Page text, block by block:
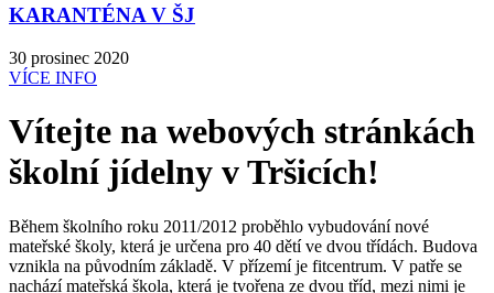
KARANTÉNA V ŠJ
30 prosinec 2020
VÍCE INFO
Vítejte na webových stránkách
školní jídelny v Tršicích!
Během školního roku 2011/2012 proběhlo vybudování nové
mateřské školy, která je určena pro 40 dětí ve dvou třídách. Budova
vznikla na původním základě. V přízemí je fitcentrum. V patře se
nachází mateřská škola, která je tvořena ze dvou tříd, mezi nimi je